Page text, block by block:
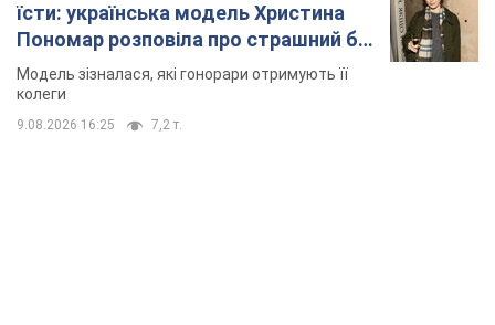
їсти: українська модель Христина
Пономар розповіла про страшний бік
модельної кар’єри
Модель зізналася, які гонорари отримують її
колеги
9.08.2026 16:25 7,2 т.